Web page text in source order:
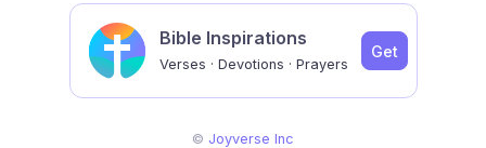
Bible Inspirations
Verses · Devotions · Prayers
Get
© Joyverse Inc